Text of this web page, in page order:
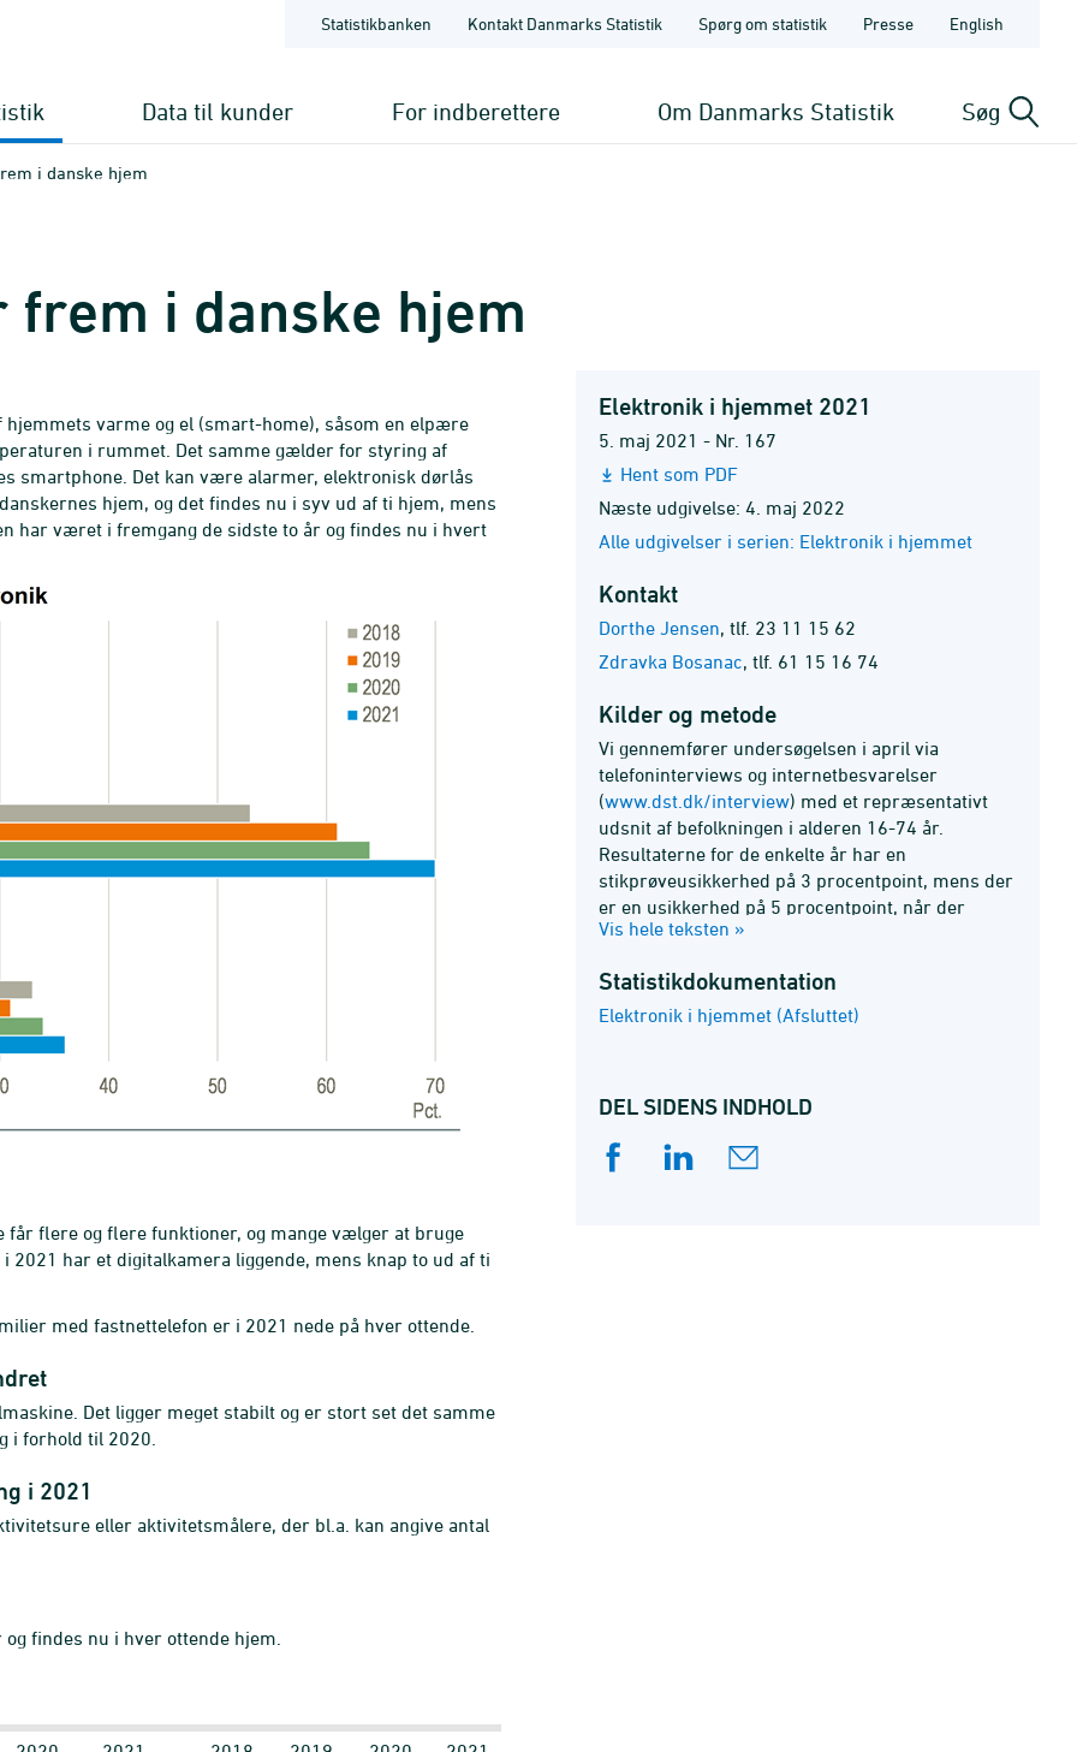
Statistikbanken Kontakt Danmarks Statistik Spørg om statistik Presse English
Data til kunder For indberettere Om Danmarks Statistik Søg
i danske hjem
i danske hjem
varme og el (smart-home), såsom en elpære
i rummet. Det samme gælder for styring af
smartphone. Det kan være alarmer, elektronisk dørlås
hjem, og det findes nu i syv ud af ti hjem, mens
har været i fremgang de sidste to år og findes nu i hvert
flere og flere funktioner, og mange vælger at bruge
har et digitalkamera liggende, mens knap to ud af ti
med fastnettelefon er i 2021 nede på hver ottende.
. Det ligger meget stabilt og er stort set det samme
i forhold til 2020.
i 2021
eller aktivitetsmålere, der bl.a. kan angive antal
findes nu i hver ottende hjem.
Elektronik i hjemmet 2021
5. maj 2021 - Nr. 167
Hent som PDF
Næste udgivelse: 4. maj 2022
Alle udgivelser i serien: Elektronik i hjemmet
Kontakt
Dorthe Jensen, tlf. 23 11 15 62
Zdravka Bosanac, tlf. 61 15 16 74
Kilder og metode
Vi gennemfører undersøgelsen i april via
telefoninterviews og internetbesvarelser
(www.dst.dk/interview) med et repræsentativt
udsnit af befolkningen i alderen 16-74 år.
Resultaterne for de enkelte år har en
stikprøveusikkerhed på 3 procentpoint, mens der
er en usikkerhed på 5 procentpoint, når der
sammenlignes mellem to år.
Vis hele teksten »
Statistik­dokumentation
Elektronik i hjemmet (Afsluttet)
DEL SIDENS INDHOLD